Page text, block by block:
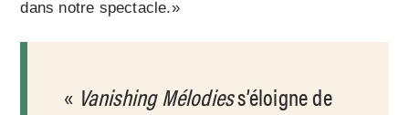
dans notre spectacle.»
Vanishing Mélodiess’éloigne de